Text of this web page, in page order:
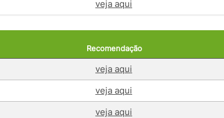
veja aqui
Recomendação
veja aqui
veja aqui
veja aqui